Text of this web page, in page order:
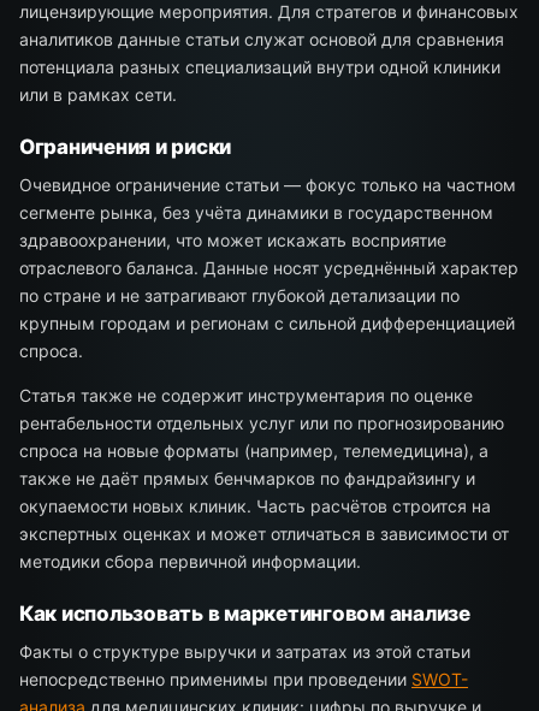
лицензирующие мероприятия. Для стратегов и финансовых
аналитиков данные статьи служат основой для сравнения
потенциала разных специализаций внутри одной клиники
или в рамках сети.
Ограничения и риски
Очевидное ограничение статьи — фокус только на частном
сегменте рынка, без учёта динамики в государственном
здравоохранении, что может искажать восприятие
отраслевого баланса. Данные носят усреднённый характер
по стране и не затрагивают глубокой детализации по
крупным городам и регионам с сильной дифференциацией
спроса.
Статья также не содержит инструментария по оценке
рентабельности отдельных услуг или по прогнозированию
спроса на новые форматы (например, телемедицина), а
также не даёт прямых бенчмарков по фандрайзингу и
окупаемости новых клиник. Часть расчётов строится на
экспертных оценках и может отличаться в зависимости от
методики сбора первичной информации.
Как использовать в маркетинговом анализе
Факты о структуре выручки и затратах из этой статьи
непосредственно применимы при проведении SWOT-
анализа для медицинских клиник: цифры по выручке и